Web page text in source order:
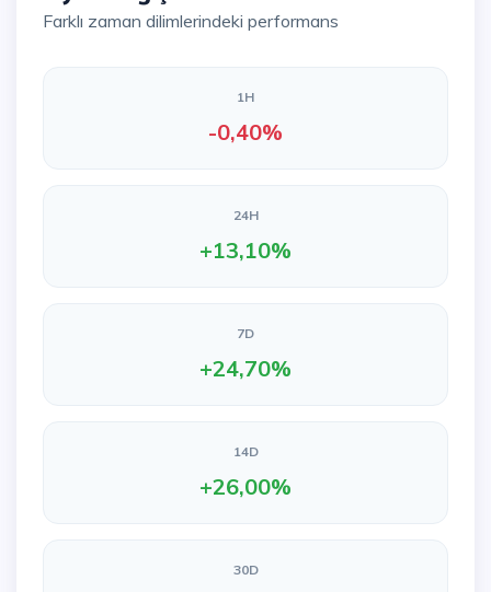
Farklı zaman dilimlerindeki performans
1H
-0,40%
24H
+13,10%
7D
+24,70%
14D
+26,00%
30D